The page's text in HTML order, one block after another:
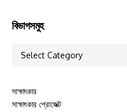
বিভাগসমুহ
সাক্ষাৎকার
সাক্ষাৎকার প্রোজেক্ট